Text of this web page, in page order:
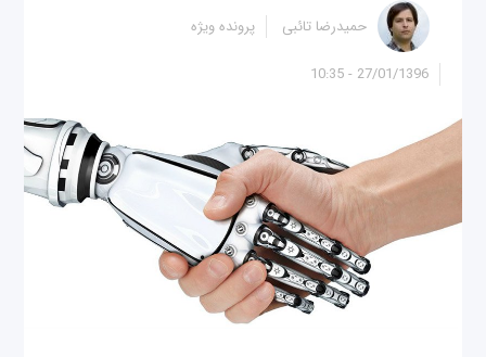
27/01/1396 - 10:35
حمیدرضا تائبی پرونده ویژه